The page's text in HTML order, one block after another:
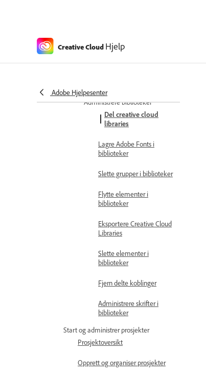
Creative Cloud Hjelp
Adobe Hjelpesenter
Opprette biblioteker
Administrere biblioteker
Del creative cloud
libraries
Lagre Adobe Fonts i
biblioteker
Slette grupper i biblioteker
Flytte elementer i
biblioteker
Eksportere Creative Cloud
Libraries
Slette elementer i
biblioteker
Fjern delte koblinger
Administrere skrifter i
biblioteker
Start og administrer prosjekter
Prosjektoversikt
Opprett og organiser prosjekter